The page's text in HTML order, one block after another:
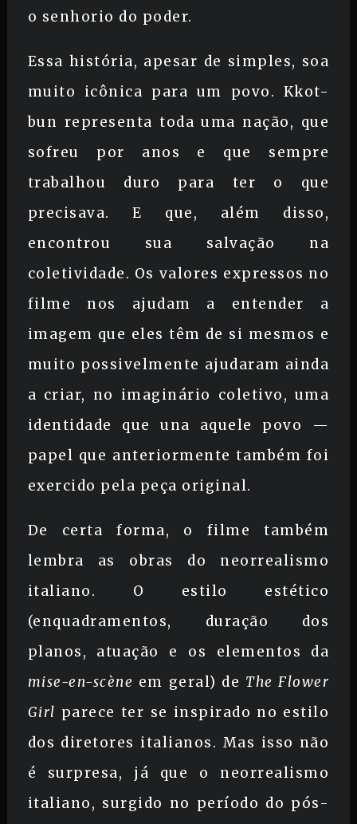
o senhorio do poder.
Essa história, apesar de simples, soa
muito icônica para um povo. Kkot-
bun representa toda uma nação, que
sofreu por anos e que sempre
trabalhou duro para ter o que
precisava. E que, além disso,
encontrou sua salvação na
coletividade. Os valores expressos no
filme nos ajudam a entender a
imagem que eles têm de si mesmos e
muito possivelmente ajudaram ainda
a criar, no imaginário coletivo, uma
identidade que una aquele povo —
papel que anteriormente também foi
exercido pela peça original.
De certa forma, o filme também
lembra as obras do neorrealismo
italiano. O estilo estético
(enquadramentos, duração dos
planos, atuação e os elementos da
mise-en-scène em geral) de The Flower
Girl parece ter se inspirado no estilo
dos diretores italianos. Mas isso não
é surpresa, já que o neorrealismo
italiano, surgido no período do pós-